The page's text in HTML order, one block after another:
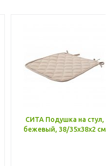
СИТА Подушка на стул,
бежевый, 38/35x38x2 см